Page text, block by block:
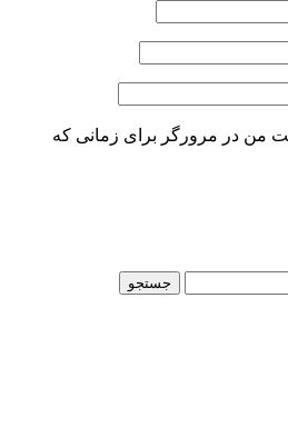
من در مرورگر برای زمانی که